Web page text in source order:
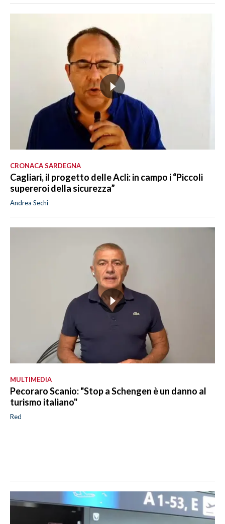
CRONACA SARDEGNA
Cagliari, il progetto delle Acli: in campo i “Piccoli
supereroi della sicurezza”
Andrea Sechi
MULTIMEDIA
Pecoraro Scanio: "Stop a Schengen è un danno al
turismo italiano"
Red